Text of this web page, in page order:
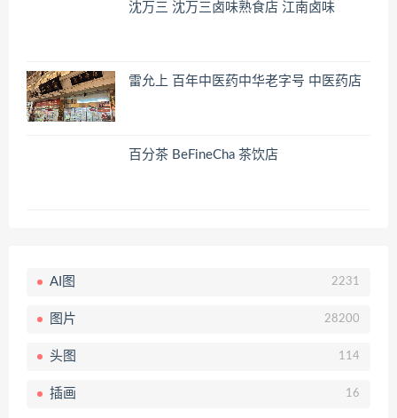
沈万三 沈万三卤味熟食店 江南卤味
雷允上 百年中医药中华老字号 中医药店
百分茶 BeFineCha 茶饮店
AI图 2231
图片 28200
头图 114
插画 16